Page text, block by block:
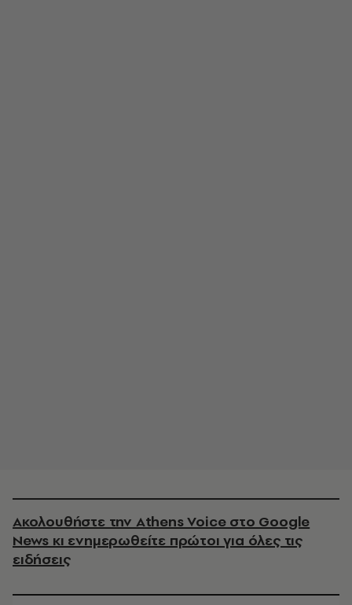
Ακολουθήστε την Athens Voice στο Google
News κι ενημερωθείτε πρώτοι για όλες τις
ειδήσεις